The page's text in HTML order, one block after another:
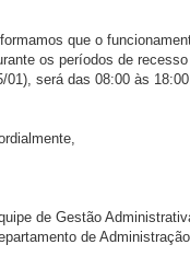
que o
os períodos de
01), será das 08:00 às
de Gestão
de Administração